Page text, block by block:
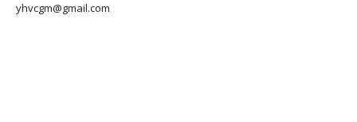
yhvcgm@gmail.com